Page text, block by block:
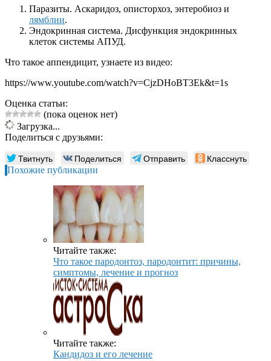
Паразиты. Аскаридоз, описторхоз, энтеробиоз и
лямблии.
Эндокринная система. Дисфункция эндокринных
клеток системы АПУД.
Что такое аппендицит, узнаете из видео:
https://www.youtube.com/watch?v=CjzDHoBT3Ek&t=1s
Оценка статьи:
(пока оценок нет)
Загрузка...
Поделиться с друзьями:
Твитнуть Поделиться Отправить Класснуть
Похожие публикации
Читайте также:
Что такое пародонтоз, пародонтит: причины,
симптомы, лечение и прогноз
Читайте также:
Кандидоз и его лечение